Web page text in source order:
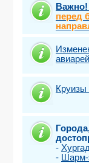
Важно!
перед
-
-